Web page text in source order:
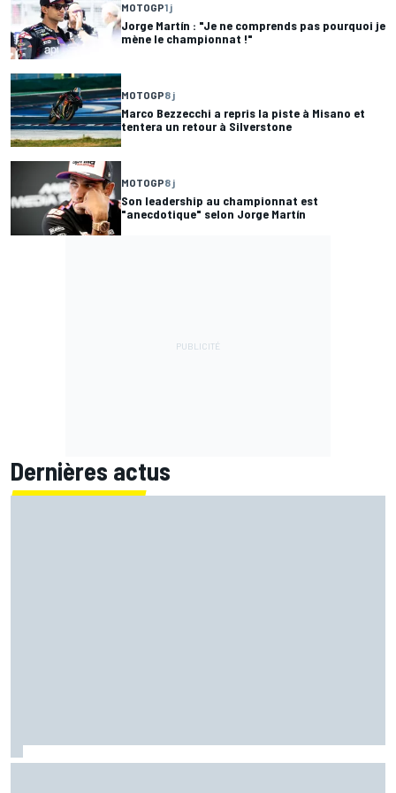
MOTOGP1 j
Jorge Martín : "Je ne comprends pas pourquoi je
mène le championnat !"
MOTOGP8 j
Marco Bezzecchi a repris la piste à Misano et
tentera un retour à Silverstone
MOTOGP8 j
Son leadership au championnat est
"anecdotique" selon Jorge Martín
Dernières actus